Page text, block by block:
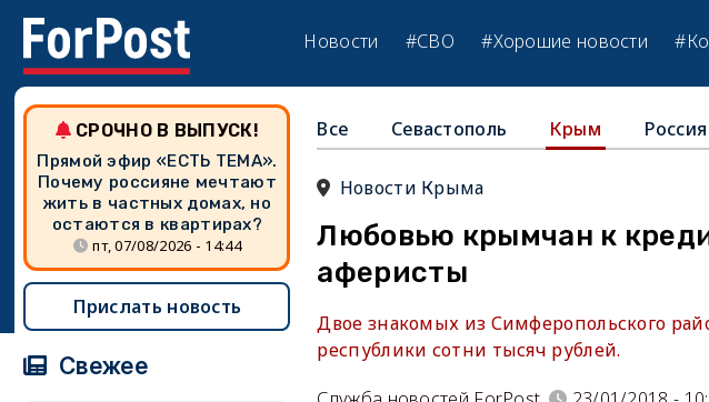
Новости #СВО #Хорошие новости
Все Севастополь Крым Россия
Новости Крыма
Любовью крымчан к
аферисты
Двое знакомых из Симферопольского
республики сотни тысяч рублей.
СРОЧНО В ВЫПУСК!
Прямой эфир «ЕСТЬ ТЕМА».
Почему россияне мечтают
жить в частных домах, но
остаются в квартирах?
пт, 07/08/2026 - 14:44
Прислать новость
Свежее